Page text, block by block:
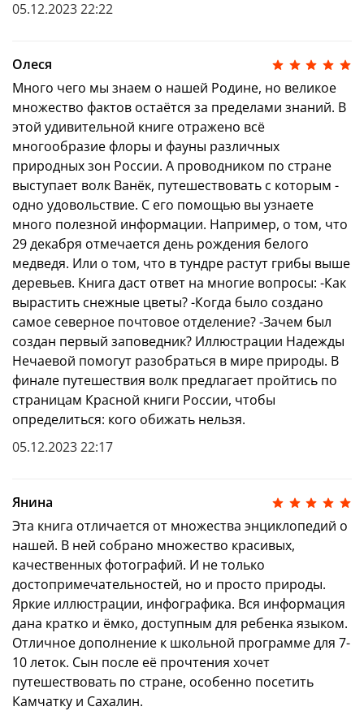
05.12.2023 22:22
Олеся
Много чего мы знаем о нашей Родине, но великое
множество фактов остаётся за пределами знаний. В
этой удивительной книге отражено всё
многообразие флоры и фауны различных
природных зон России. А проводником по стране
выступает волк Ванёк, путешествовать с которым -
одно удовольствие. С его помощью вы узнаете
много полезной информации. Например, о том, что
29 декабря отмечается день рождения белого
медведя. Или о том, что в тундре растут грибы выше
деревьев. Книга даст ответ на многие вопросы: -Как
вырастить снежные цветы? -Когда было создано
самое северное почтовое отделение? -Зачем был
создан первый заповедник? Иллюстрации Надежды
Нечаевой помогут разобраться в мире природы. В
финале путешествия волк предлагает пройтись по
страницам Красной книги России, чтобы
определиться: кого обижать нельзя.
05.12.2023 22:17
Янина
Эта книга отличается от множества энциклопедий о
нашей. В ней собрано множество красивых,
качественных фотографий. И не только
достопримечательностей, но и просто природы.
Яркие иллюстрации, инфографика. Вся информация
дана кратко и ёмко, доступным для ребенка языком.
Отличное дополнение к школьной программе для 7-
10 леток. Сын после её прочтения хочет
путешествовать по стране, особенно посетить
Камчатку и Сахалин.